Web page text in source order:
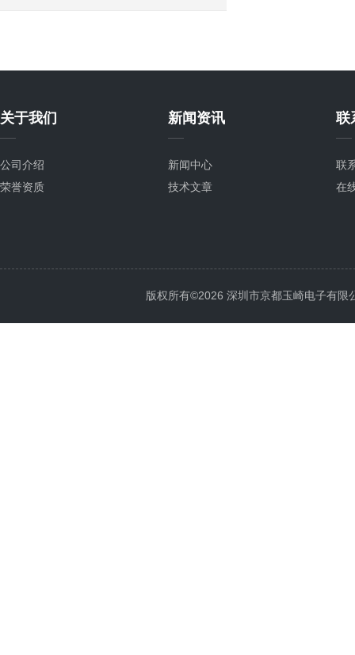
关于我们
公司介绍
荣誉资质
新闻资讯
新闻中心
技术文章
联
联
在
版权所有©2026 深圳市京都玉崎电子有